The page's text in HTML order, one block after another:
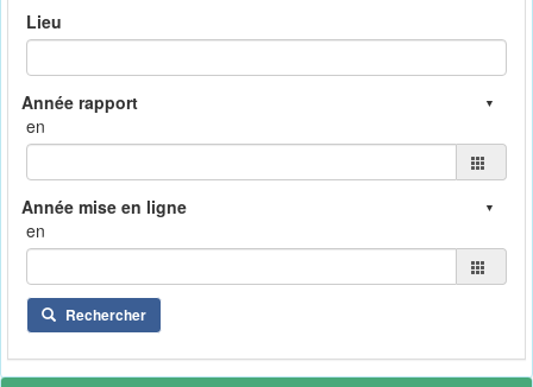
Lieu
en
en
Rechercher